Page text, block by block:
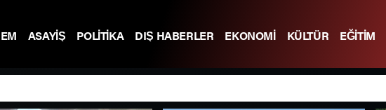
ASAYİŞ POLİTİKA DIŞ HABERLER EKONOMİ KÜLTÜR EĞİTİM